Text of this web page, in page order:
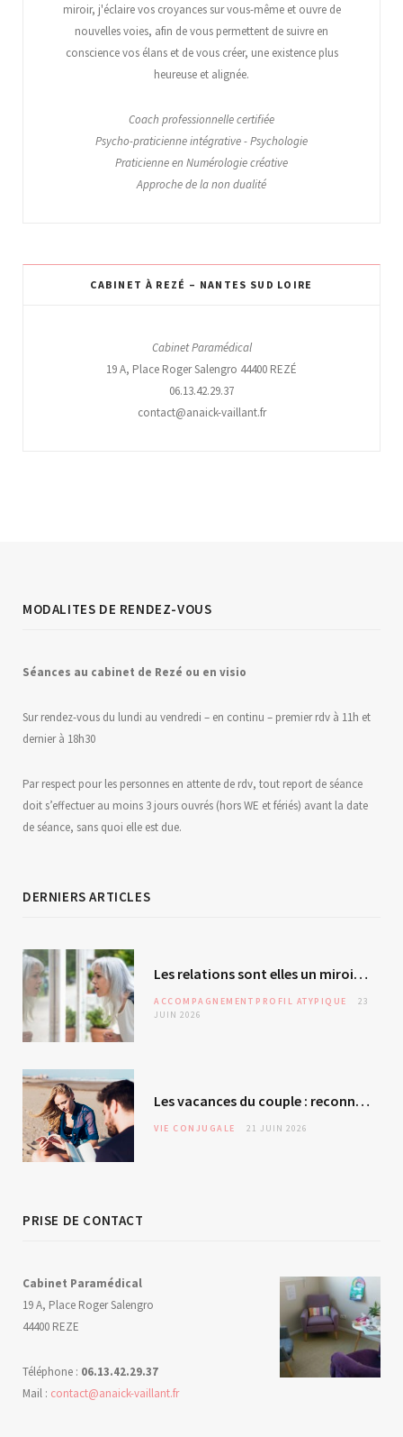
miroir, j'éclaire vos croyances sur vous-même et ouvre de
nouvelles voies, afin de vous permettent de suivre en
conscience vos élans et de vous créer, une existence plus
heureuse et alignée.
Coach professionnelle certifiée
Psycho-praticienne intégrative - Psychologie
Praticienne en Numérologie créative
Approche de la non dualité
CABINET À REZÉ – NANTES SUD LOIRE
Cabinet Paramédical
19 A, Place Roger Salengro 44400 REZÉ
06.13.42.29.37
contact@anaick-vaillant.fr
MODALITES DE RENDEZ-VOUS
Séances au cabinet de Rezé ou en visio
Sur rendez-vous du lundi au vendredi – en continu – premier rdv à 11h et
dernier à 18h30
Par respect pour les personnes en attente de rdv, tout report de séance
doit s’effectuer au moins 3 jours ouvrés (hors WE et fériés) avant la date
de séance, sans quoi elle est due.
DERNIERS ARTICLES
Les relations sont elles un miroir de soi ? L’autre – révélateur malgré lui ?
ACCOMPAGNEMENT PROFIL ATYPIQUE
23
JUIN 2026
Les vacances du couple : reconnexion ou évitement silencieux ?
VIE CONJUGALE 21 JUIN 2026
PRISE DE CONTACT
Cabinet Paramédical
19 A, Place Roger Salengro
44400 REZE
Téléphone : 06.13.42.29.37
Mail : contact@anaick-vaillant.fr